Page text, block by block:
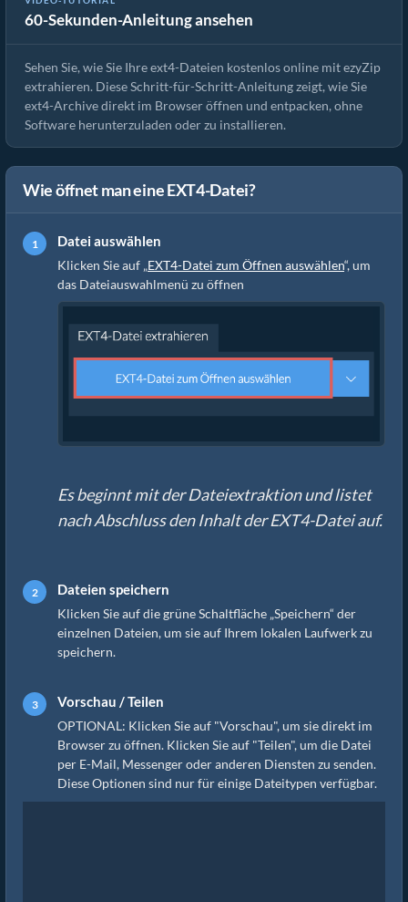
60-Sekunden-Anleitung ansehen
ohne Installation)
Sehen Sie, wie Sie Ihre ext4-Dateien kostenlos online mit ezyZip
extrahieren. Diese Schritt-für-Schritt-Anleitung zeigt, wie Sie
ext4-Archive direkt im Browser öffnen und entpacken, ohne
Software herunterzuladen oder zu installieren.
Wie öffnet man eine EXT4-Datei?
Datei auswählen
Klicken Sie auf „EXT4-Datei zum Öffnen auswählen“, um
das Dateiauswahlmenü zu öffnen
Es beginnt mit der Dateiextraktion und listet
nach Abschluss den Inhalt der EXT4-Datei auf.
Dateien speichern
Klicken Sie auf die grüne Schaltfläche „Speichern“ der
einzelnen Dateien, um sie auf Ihrem lokalen Laufwerk zu
speichern.
Vorschau / Teilen
OPTIONAL: Klicken Sie auf "Vorschau", um sie direkt im
Browser zu öffnen. Klicken Sie auf "Teilen", um die Datei
per E-Mail, Messenger oder anderen Diensten zu senden.
Diese Optionen sind nur für einige Dateitypen verfügbar.